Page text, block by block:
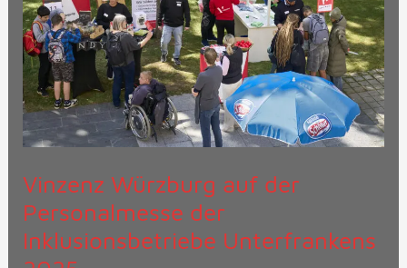
Vinzenz Würzburg auf der
Personalmesse der
Inklusionsbetriebe Unterfrankens
Inklusionsbetriebe
Unterfrankens
2025